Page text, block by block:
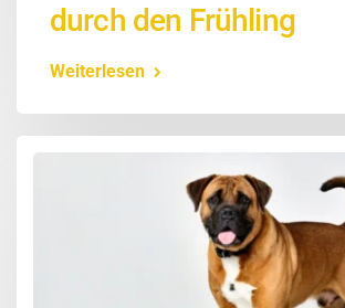
durch den Frühling
Weiterlesen